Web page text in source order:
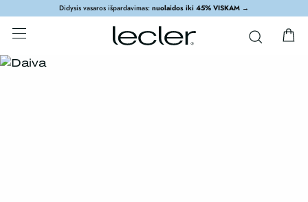
Didysis vasaros išpardavimas: nuolaidos iki 45% VISKAM →